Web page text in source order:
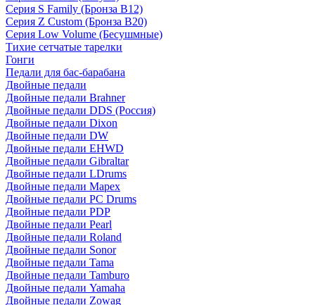
Серия S Family (Бронза B12)
Серия Z Custom (Бронза B20)
Серия Low Volume (Бесушмные)
Тихие сетчатые тарелки
Гонги
Педали для бас-барабана
Двойные педали
Двойные педали Brahner
Двойные педали DDS (Россия)
Двойные педали Dixon
Двойные педали DW
Двойные педали EHWD
Двойные педали Gibraltar
Двойные педали LDrums
Двойные педали Mapex
Двойные педали PC Drums
Двойные педали PDP
Двойные педали Pearl
Двойные педали Roland
Двойные педали Sonor
Двойные педали Tama
Двойные педали Tamburo
Двойные педали Yamaha
Двойные педали Zowag